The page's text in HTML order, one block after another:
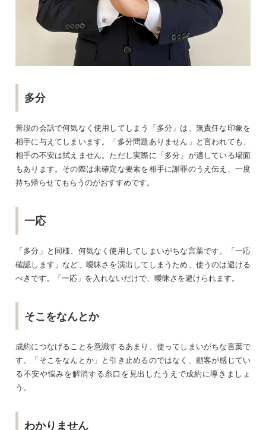
多分
普段の会話で何気なく使用してしまう「多分」は、無責任な印象を
相手に与えてしまいます。「多分問題ありません」と言われても、
相手の不安は拭えません。ただし実際に「多分」が適している場面
もあります。その際は未確定な要素を相手に謝罪のうえ伝え、一度
持ち帰らせてもらうのがおすすめです。
一応
「多分」と同様、何気なく使用してしまいがちな言葉です。「一応
確認します」など、曖昧さを演出してしまうため、使うのは避ける
べきです。「一応」を入れないだけで、曖昧さを避けられます。
そこをなんとか
成約につなげることを意識するあまり、使ってしまいがちな言葉で
す。「そこをなんとか」と引き止めるのではなく、顧客が感じてい
る不安や悩みを解消する糸口を見出したうえで成約に導きましょ
う。
わかりません